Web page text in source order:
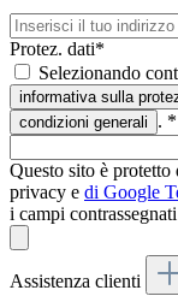
Protez. dati*
Selezionando
informativa sulla
condizioni generali . *
Questo sito è
privacy e di Google
i campi
Assistenza clienti